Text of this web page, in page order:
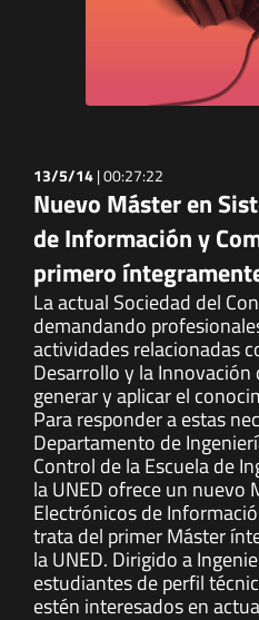
13/5/14|00:27:22
Nuevo Máster en
de Información y
primero
La actual Sociedad del
demandando
actividades relacionadas
Desarrollo y la Innovación
generar y aplicar el
Para responder a estas
Departamento de
Control de la Escuela de
la UNED ofrece un nuevo
Electrónicos de
trata del primer Máster
la UNED. Dirigido a
estudiantes de perfil
estén interesados en